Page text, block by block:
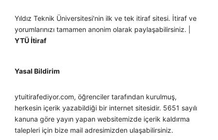
Yıldız Teknik Üniversitesi'nin ilk ve tek itiraf sitesi. İtiraf ve
yorumlarınızı tamamen anonim olarak paylaşabilirsiniz. |
YTÜ İtiraf
Yasal Bildirim
ytuitirafediyor.com, öğrenciler tarafından kurulmuş,
herkesin içerik yazabildiği bir internet sitesidir. 5651 sayılı
kanuna göre yayın yapan websitemizde içerik kaldırma
talepleri için bize mail adresimizden ulaşabilirsiniz.